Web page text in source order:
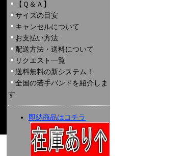
【Ｑ＆Ａ】
サイズの目安
キャンセルについて
お支払い方法
配送方法・送料について
リクエスト一覧
送料無料の新システム！
全国の若手バンドを紹介しま
す
即納商品はコチラ